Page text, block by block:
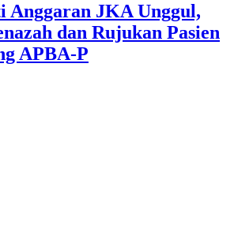
Anggaran JKA Unggul,
dan Rujukan Pasien
APBA-P